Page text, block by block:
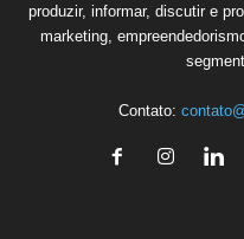
produzir, informar, discutir e
marketing,
Contato: